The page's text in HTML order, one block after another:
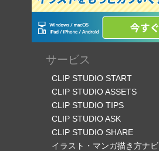
サービス
CLIP STUDIO START
CLIP STUDIO ASSETS
CLIP STUDIO TIPS
CLIP STUDIO ASK
CLIP STUDIO SHARE
イラスト・マンガ描き方ナビ